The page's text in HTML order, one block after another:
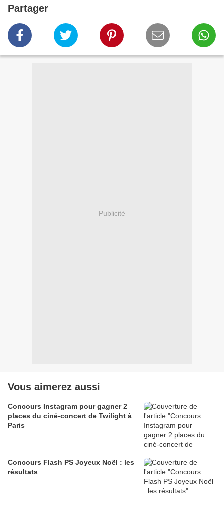
Partager
Publicité
Vous aimerez aussi
Concours Instagram pour gagner 2
places du ciné-concert de Twilight à
Paris
Concours Flash PS Joyeux Noël : les
résultats